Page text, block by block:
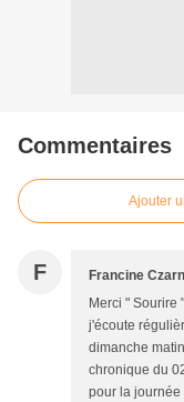
Commentaires
Ajouter
F Francine
Merci " Sourire
j'écoute
dimanche
chronique du
pour la journée